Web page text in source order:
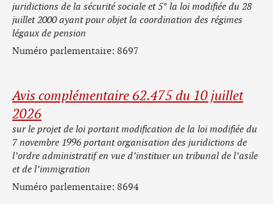
juridictions de la sécurité sociale et 5° la loi modifiée du 28
juillet 2000 ayant pour objet la coordination des régimes
légaux de pension
Numéro parlementaire: 8697
Avis complémentaire 62.475 du 10 juillet
2026
sur le projet de loi portant modification de la loi modifiée du
7 novembre 1996 portant organisation des juridictions de
l’ordre administratif en vue d’instituer un tribunal de l’asile
et de l’immigration
Numéro parlementaire: 8694